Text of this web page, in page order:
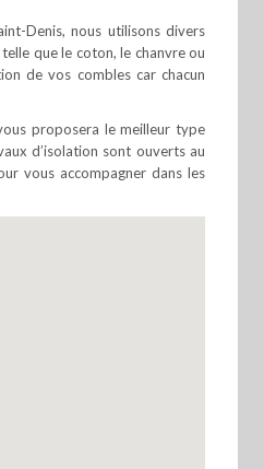
Denis, nous utilisons divers
que le coton, le chanvre ou
de vos combles car chacun
proposera le meilleur type
d’isolation sont ouverts au
vous accompagner dans les